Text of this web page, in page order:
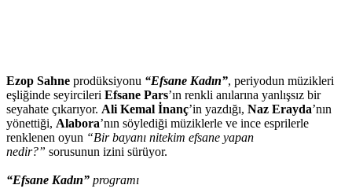
Ezop Sahne prodüksiyonu “Efsane Kadın”, periyodun müzikleri
eşliğinde seyircileri Efsane Pars’ın renkli anılarına yanlışsız bir
seyahate çıkarıyor. Ali Kemal İnanç’in yazdığı, Naz Erayda’nın
yönettiği, Alabora’nın söylediği müziklerle ve ince esprilerle
renklenen oyun “Bir bayanı nitekim efsane yapan
nedir?” sorusunun izini sürüyor.
“Efsane Kadın” programı